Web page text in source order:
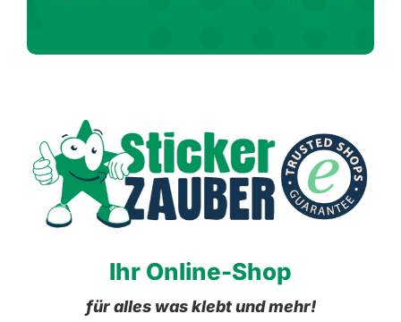
Ihr Online-Shop
für alles was klebt und mehr!